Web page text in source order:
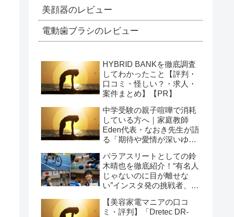
美顔器のレビュー
電動歯ブラシのレビュー
HYBRID BANKを徹底調査
してわかったこと【評判・
口コミ・怪しい？・求人・
案件まとめ】【PR】
中学受験の親子喧嘩で消耗
している方へ｜家庭教師
Eden代表・なおき先生が語
る「期待や愛情が深いゆえ
と、間に第三者を入れると
いう選び方
パラアスリートとしての鈴
木晴也を徹底紹介！“有名人
じゃないのに目が離せな
い”インスタ発の挑戦者、そ
を長めに追います
【美容家電マニアの口コ
ミ・評判】「Dretec DR-